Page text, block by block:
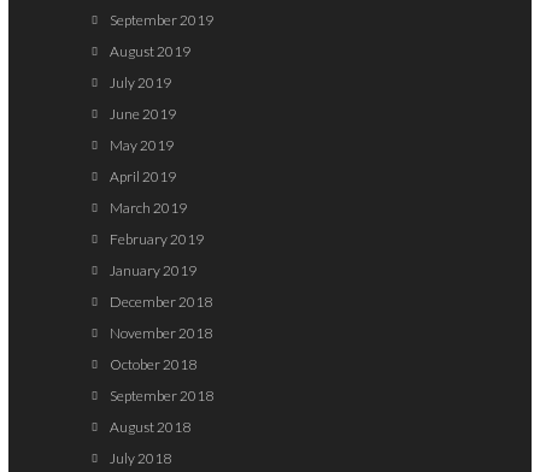
September 2019
August 2019
July 2019
June 2019
May 2019
April 2019
March 2019
February 2019
January 2019
December 2018
November 2018
October 2018
September 2018
August 2018
July 2018